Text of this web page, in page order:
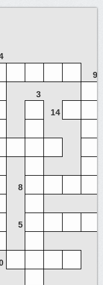
9
3
14
8
5